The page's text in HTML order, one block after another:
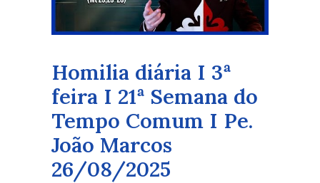
CURSOS ON-LINE
Homilia diária I 3ª
feira I 21ª Semana do
Tempo Comum I Pe.
João Marcos
26/08/2025